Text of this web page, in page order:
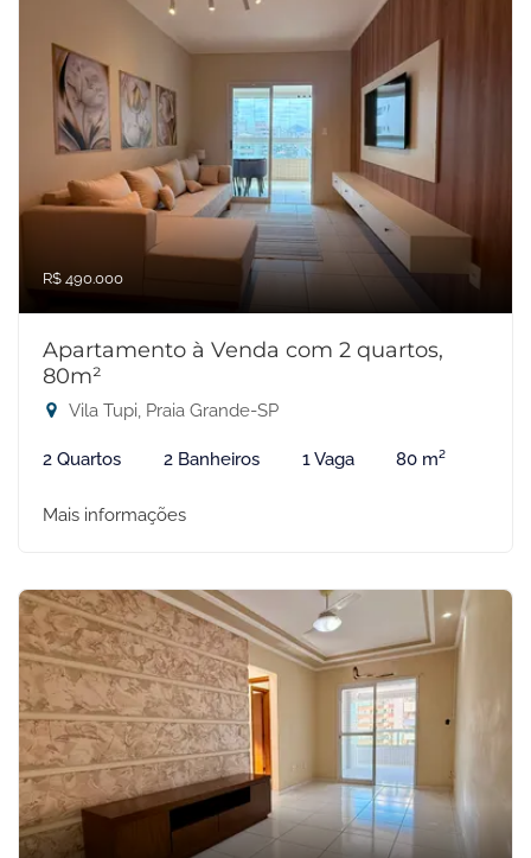
R$ 490.000
Apartamento à Venda com 2 quartos,
80m²
Vila Tupi, Praia Grande-SP
2 Quartos 2 Banheiros 1 Vaga 80 m²
Mais informações